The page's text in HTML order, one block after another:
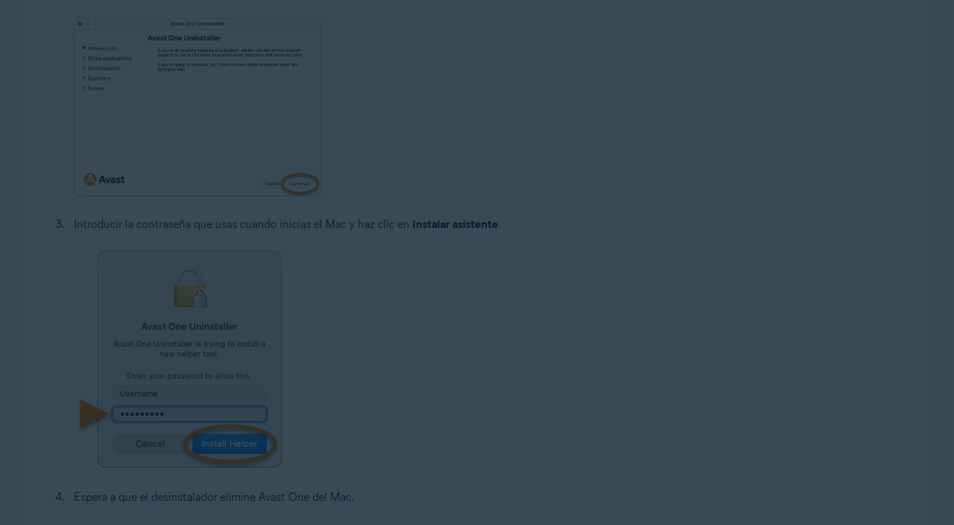
Introducir la contraseña que usas cuando inicias el Mac y haz clic en Instalar asistente.
Espera a que el desinstalador elimine Avast One del Mac.